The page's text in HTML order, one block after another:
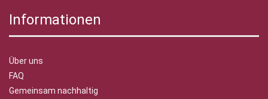
Informationen
Über uns
FAQ
Gemeinsam nachhaltig